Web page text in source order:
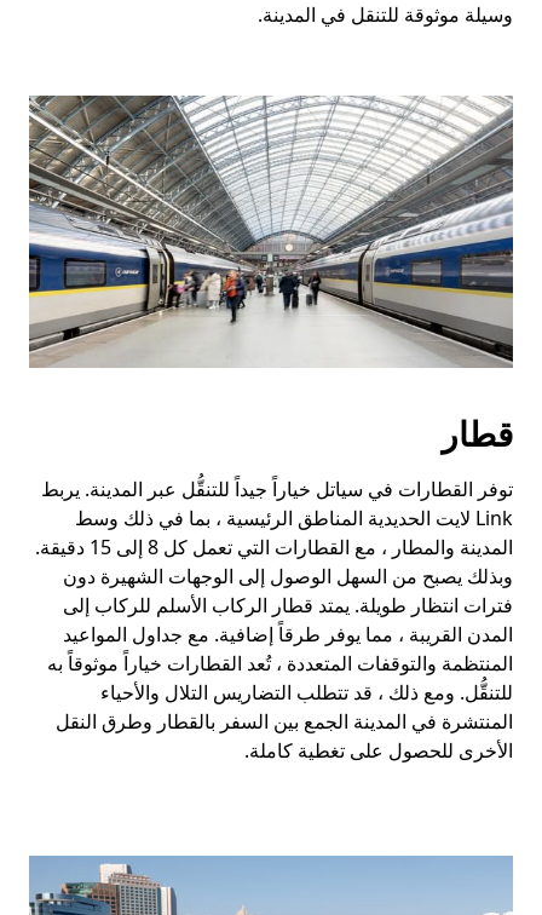
وسيلة موثوقة للتنقل في المدينة.
قطار
توفر القطارات في سياتل خياراً جيداً للتنقُّل عبر المدينة. يربط
Link لايت الحديدية المناطق الرئيسية ، بما في ذلك وسط
المدينة والمطار ، مع القطارات التي تعمل كل 8 إلى 15 دقيقة.
وبذلك يصبح من السهل الوصول إلى الوجهات الشهيرة دون
فترات انتظار طويلة. يمتد قطار الركاب الأسلم للركاب إلى
المدن القريبة ، مما يوفر طرقاً إضافية. مع جداول المواعيد
المنتظمة والتوقفات المتعددة ، تُعد القطارات خياراً موثوقاً به
للتنقُّل. ومع ذلك ، قد تتطلب التضاريس التلال والأحياء
المنتشرة في المدينة الجمع بين السفر بالقطار وطرق النقل
الأخرى للحصول على تغطية كاملة.